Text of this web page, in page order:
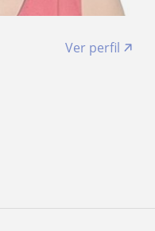
Ver perfil